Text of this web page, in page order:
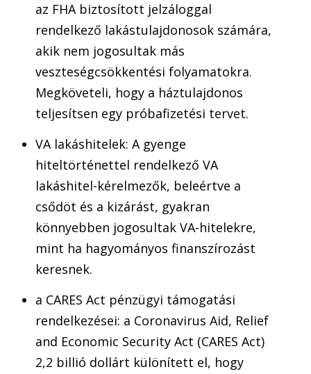
az FHA biztosított jelzáloggal
rendelkező lakástulajdonosok számára,
akik nem jogosultak más
veszteségcsökkentési folyamatokra.
Megköveteli, hogy a háztulajdonos
teljesítsen egy próbafizetési tervet.
VA lakáshitelek: A gyenge
hiteltörténettel rendelkező VA
lakáshitel-kérelmezők, beleértve a
csődöt és a kizárást, gyakran
könnyebben jogosultak VA-hitelekre,
mint ha hagyományos finanszírozást
keresnek.
a CARES Act pénzügyi támogatási
rendelkezései: a Coronavirus Aid, Relief
and Economic Security Act (CARES Act)
2,2 billió dollárt különített el, hogy